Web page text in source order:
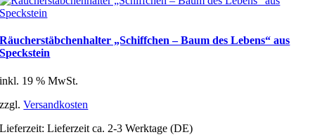
Räucherstäbchenhalter „Schiffchen – Baum des Lebens“ aus
Speckstein
inkl. 19 % MwSt.
zzgl.Versandkosten
Lieferzeit:Lieferzeit ca. 2-3 Werktage (DE)